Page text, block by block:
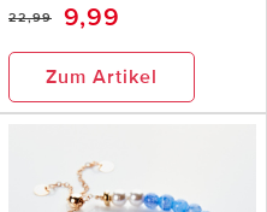
22,99 9,99
Zum Artikel